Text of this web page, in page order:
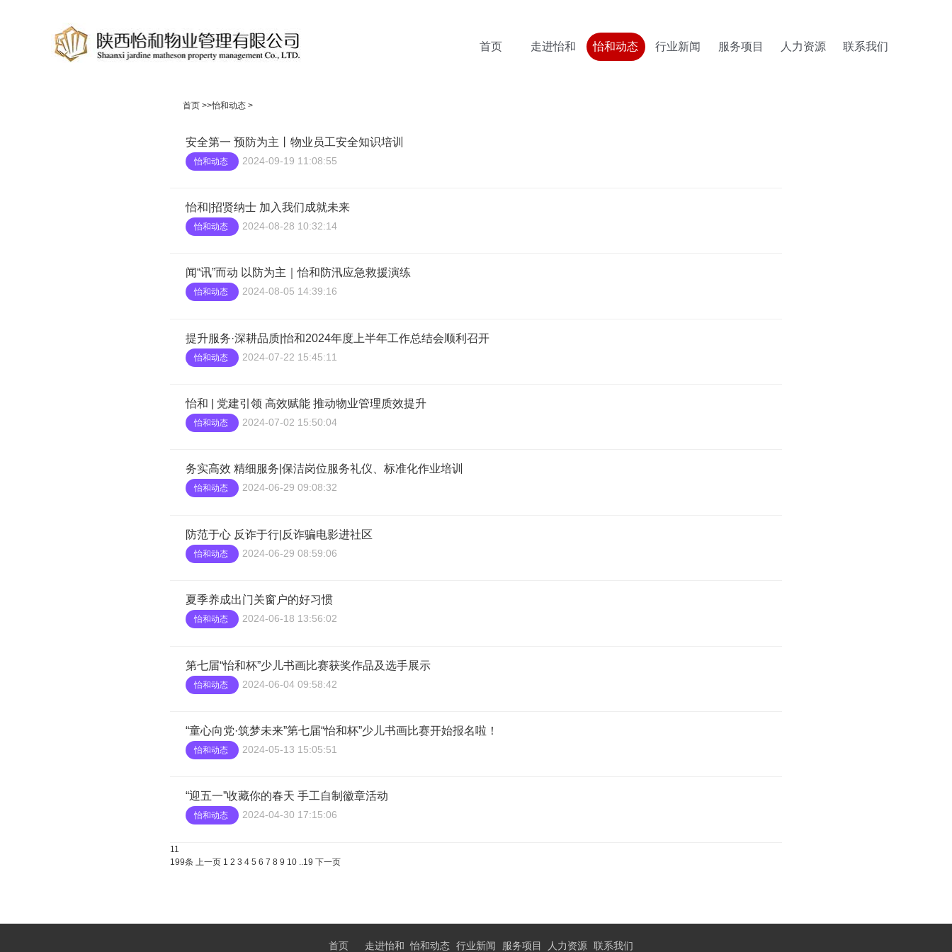
首页 走进怡和 怡和动态 行业新闻 服务项目 人力资源 联系我们
首页 >>怡和动态 >
安全第一 预防为主丨物业员工安全知识培训
怡和动态 2024-09-19 11:08:55
怡和|招贤纳士 加入我们成就未来
怡和动态 2024-08-28 10:32:14
闻“讯”而动 以防为主｜怡和防汛应急救援演练
怡和动态 2024-08-05 14:39:16
提升服务·深耕品质|怡和2024年度上半年工作总结会顺利召开
怡和动态 2024-07-22 15:45:11
怡和 | 党建引领 高效赋能 推动物业管理质效提升
怡和动态 2024-07-02 15:50:04
务实高效 精细服务|保洁岗位服务礼仪、标准化作业培训
怡和动态 2024-06-29 09:08:32
防范于心 反诈于行|反诈骗电影进社区
怡和动态 2024-06-29 08:59:06
夏季养成出门关窗户的好习惯
怡和动态 2024-06-18 13:56:02
第七届“怡和杯”少儿书画比赛获奖作品及选手展示
怡和动态 2024-06-04 09:58:42
“童心向党·筑梦未来”第七届“怡和杯”少儿书画比赛开始报名啦！
怡和动态 2024-05-13 15:05:51
“迎五一”收藏你的春天 手工自制徽章活动
怡和动态 2024-04-30 17:15:06
11
199条
上一页 1 2 3 4 5 6 7 8 9 10.. 19 下一页
首页 走进怡和 怡和动态 行业新闻 服务项目 人力资源 联系我们